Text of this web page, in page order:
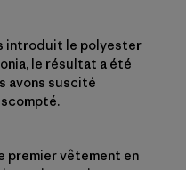
introduit le polyester
le résultat a été
avons suscité
premier vêtement en